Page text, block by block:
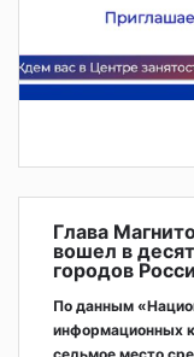
Глава
вошел в
городов
По данным
информационных